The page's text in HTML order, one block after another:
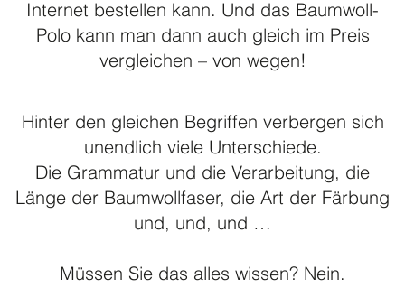
Internet bestellen kann. Und das Baumwoll-
Polo kann man dann auch gleich im Preis
vergleichen – von wegen!
Hinter den gleichen Begriffen verbergen sich
unendlich viele Unterschiede.
Die Grammatur und die Verarbeitung, die
Länge der Baumwollfaser, die Art der Färbung
und, und, und …
Müssen Sie das alles wissen? Nein.